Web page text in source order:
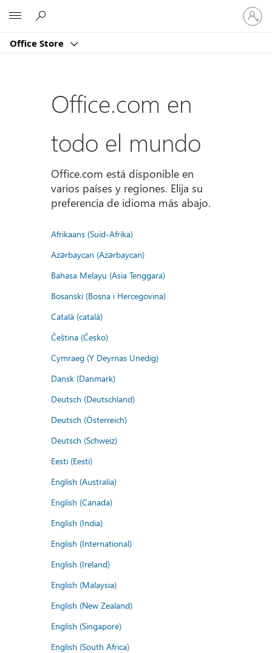
Office Store
Iniciar
sesión
en
cuenta
Office.com en
todo el mundo
Office.com está disponible en
varios países y regiones. Elija su
preferencia de idioma más abajo.
Afrikaans (Suid-Afrika)
Azərbaycan (Azərbaycan)
Bahasa Melayu (Asia Tenggara)
Bosanski (Bosna i Hercegovina)
Català (català)
Čeština (Česko)
Cymraeg (Y Deyrnas Unedig)
Dansk (Danmark)
Deutsch (Deutschland)
Deutsch (Österreich)
Deutsch (Schweiz)
Eesti (Eesti)
English (Australia)
English (Canada)
English (India)
English (International)
English (Ireland)
English (Malaysia)
English (New Zealand)
English (Singapore)
English (South Africa)